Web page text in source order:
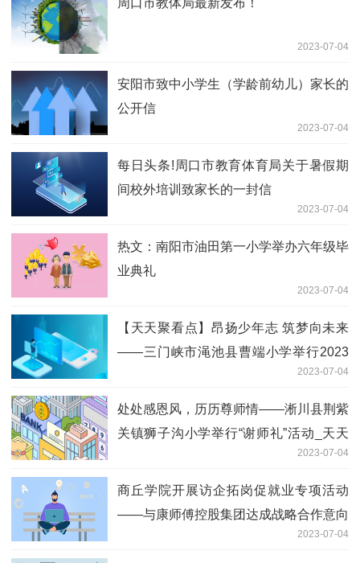
2023-07-04
安阳市致中小学生（学龄前幼儿）家长的
公开信
2023-07-04
每日头条!周口市教育体育局关于暑假期
间校外培训致家长的一封信
2023-07-04
热文：南阳市油田第一小学举办六年级毕
业典礼
2023-07-04
【天天聚看点】昂扬少年志 筑梦向未来
——三门峡市渑池县曹端小学举行2023
2023-07-04
处处感恩风，历历尊师情——淅川县荆紫
关镇狮子沟小学举行“谢师礼”活动_天天
2023-07-04
商丘学院开展访企拓岗促就业专项活动
——与康师傅控股集团达成战略合作意向
2023-07-04